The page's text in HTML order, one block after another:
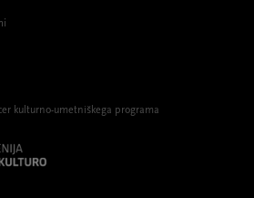
kulturno-umetniškega programa